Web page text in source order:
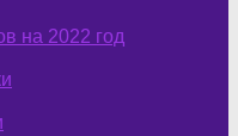
на 2022 год